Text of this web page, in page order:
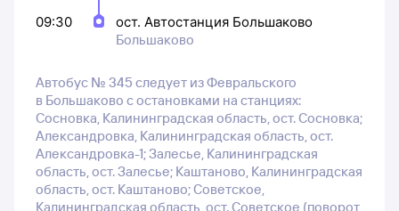
09:30
ост. Автостанция Большаково
Большаково
Автобус № 345 следует из Февральского
в Большаково с остановками на станциях:
Сосновка, Калининградская область, ост. Сосновка;
Александровка, Калининградская область, ост.
Александровка-1; Залесье, Калининградская
область, ост. Залесье; Каштаново, Калининградская
область, ост. Каштаново; Советское,
Калининградская область, ост. Советское (поворот